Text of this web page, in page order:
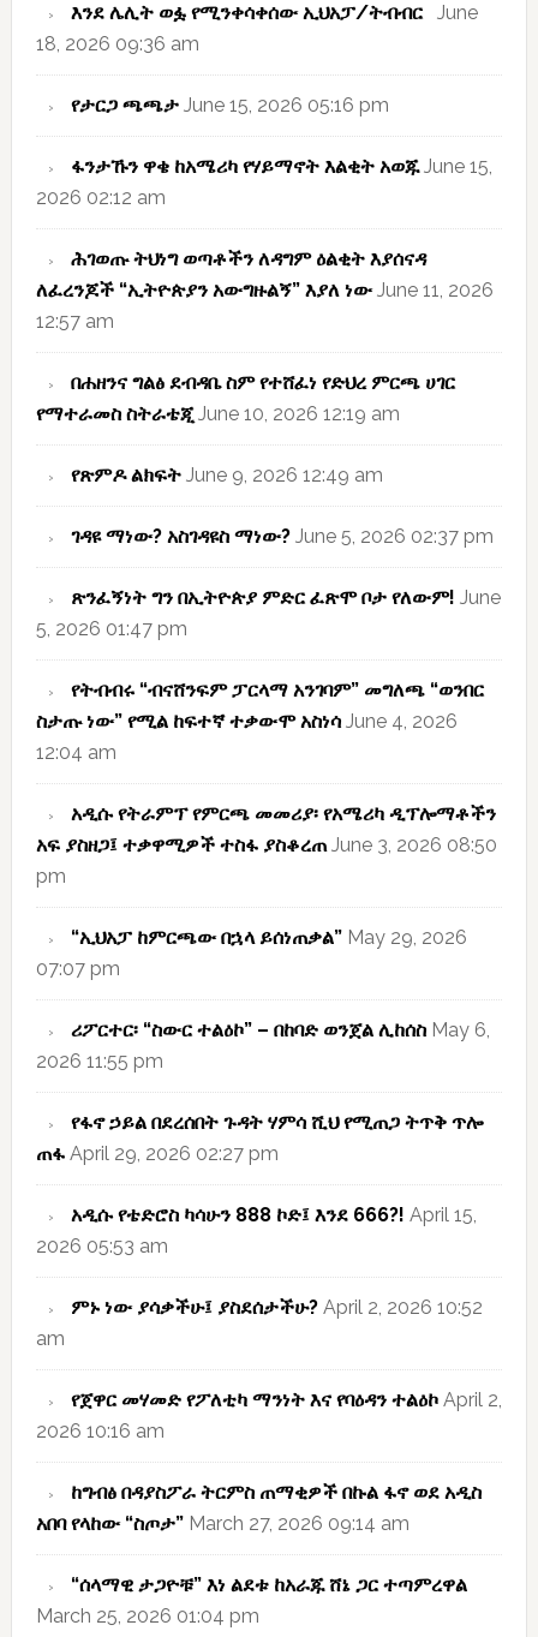
እንደ ሌሊት ወፏ የሚንቀሳቀሰው ኢህአፓ/ትብብር June
18, 2026 09:36 am
የታርጋ ጫጫታ June 15, 2026 05:16 pm
ፋንታኹን ዋቄ ከአሜሪካ የሃይማኖት እልቂት አወጁ June 15,
2026 02:12 am
ሕገወጡ ትህነግ ወጣቶችን ለዳግም ዕልቂት እያሰናዳ
ለፈረንጆች “ኢትዮጵያን አውግዙልኝ” እያለ ነው June 11, 2026
12:57 am
በሐዘንና ግልፅ ደብዳቤ ስም የተሸፈነ የድህረ ምርጫ ሀገር
የማተራመስ ስትራቴጂ June 10, 2026 12:19 am
የጽምዶ ልክፍት June 9, 2026 12:49 am
ገዳዩ ማነው? አስገዳዩስ ማነው? June 5, 2026 02:37 pm
ጽንፈኝነት ግን በኢትዮጵያ ምድር ፈጽሞ ቦታ የለውም! June
5, 2026 01:47 pm
የትብብሩ “ብናሸንፍም ፓርላማ አንገባም” መግለጫ “ወንበር
ስታጡ ነው” የሚል ከፍተኛ ተቃውሞ አስነሳ June 4, 2026
12:04 am
አዲሱ የትራምፕ የምርጫ መመሪያ፡ የአሜሪካ ዲፕሎማቶችን
አፍ ያስዘጋ፤ ተቃዋሚዎች ተስፋ ያስቆረጠ June 3, 2026 08:50
pm
“ኢህአፓ ከምርጫው በኋላ ይሰነጠቃል” May 29, 2026
07:07 pm
ሪፖርተር፡ “ስውር ተልዕኮ” – በከባድ ወንጀል ሊከሰስ May 6,
2026 11:55 pm
የፋኖ ኃይል በደረሰበት ጉዳት ሃምሳ ሺህ የሚጠጋ ትጥቅ ጥሎ
ጠፋ April 29, 2026 02:27 pm
አዲሱ የቴድሮስ ካሳሁን 888 ኮድ፤ እንደ 666?! April 15,
2026 05:53 am
ምኑ ነው ያሳቃችሁ፤ ያስደሰታችሁ? April 2, 2026 10:52
am
የጀዋር መሃመድ የፖለቲካ ማንነት እና የባዕዳን ተልዕኮ April 2,
2026 10:16 am
ከግብፅ በዳያስፖራ ትርምስ ጠማቂዎች በኩል ፋኖ ወደ አዲስ
አበባ የላከው “ስጦታ” March 27, 2026 09:14 am
“ሰላማዊ ታጋዮቹ” እነ ልደቱ ከአራጁ ሸኔ ጋር ተጣምረዋል
March 25, 2026 01:04 pm